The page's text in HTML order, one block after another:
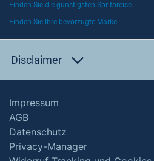
Finden Sie die günstigsten Spritpreise
Finden Sie Ihre bevorzugte Marke
Disclaimer
Impressum
AGB
Datenschutz
Privacy-Manager